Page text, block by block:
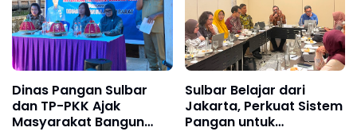
Dinas Pangan Sulbar
dan TP-PKK Ajak
Masyarakat Bangun
Sulbar Belajar dari
Jakarta, Perkuat Sistem
Pangan untuk